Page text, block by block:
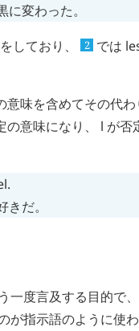
変わった。
しており、 2 では
味を含めてその代
意味になり、 l が否
.
だ。
一度言及する目的で
が指示語のように使